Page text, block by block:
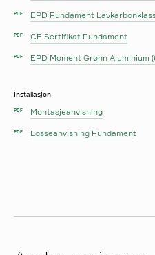
PDF EPD Fundament
PDF CE Sertifikat Fundament
PDF EPD Moment Grønn Aluminium
Installasjon
PDF Montasjeanvisning
PDF Losseanvisning Fundament